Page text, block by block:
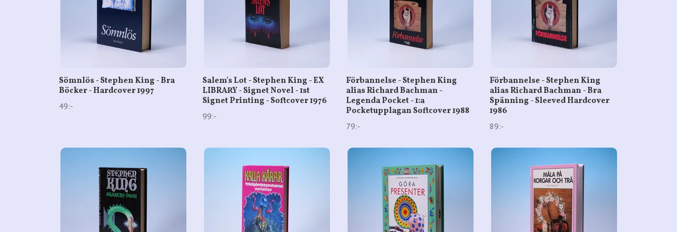
Sömnlös - Stephen King - Bra
Böcker - Hardcover 1997
49:-
Salem's Lot - Stephen King - EX
LIBRARY - Signet Novel - 1st
Signet Printing - Softcover 1976
99:-
Förbannelse - Stephen King
alias Richard Bachman -
Legenda Pocket - 1:a
Pocketupplagan Softcover 1988
79:-
Förbannelse - Stephen King
alias Richard Bachman - Bra
Spänning - Sleeved Hardcover
1986
89:-